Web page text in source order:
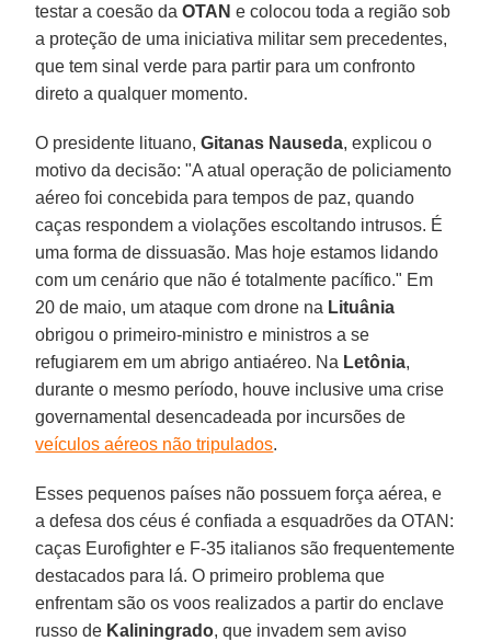
testar a coesão daOTAN e colocou toda a região sob
a proteção de uma iniciativa militar sem precedentes,
que tem sinal verde para partir para um confronto
direto a qualquer momento.
O presidente lituano,Gitanas Nauseda, explicou o
motivo da decisão: "A atual operação de policiamento
aéreo foi concebida para tempos de paz, quando
caças respondem a violações escoltando intrusos. É
uma forma de dissuasão. Mas hoje estamos lidando
com um cenário que não é totalmente pacífico." Em
20 de maio, um ataque com drone na Lituânia
obrigou o primeiro-ministro e ministros a se
refugiarem em um abrigo antiaéreo. Na Letônia,
durante o mesmo período, houve inclusive uma crise
governamental desencadeada por incursões de
veículos aéreos não tripulados.
Esses pequenos países não possuem força aérea, e
a defesa dos céus é confiada a esquadrões da OTAN:
caças Eurofighter e F-35 italianos são frequentemente
destacados para lá. O primeiro problema que
enfrentam são os voos realizados a partir do enclave
russo de Kaliningrado, que invadem sem aviso